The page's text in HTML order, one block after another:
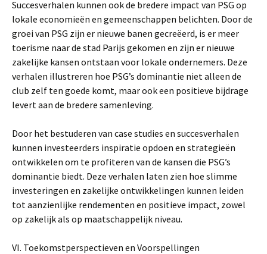
Succesverhalen kunnen ook de bredere impact van PSG op
lokale economieën en gemeenschappen belichten. Door de
groei van PSG zijn er nieuwe banen gecreëerd, is er meer
toerisme naar de stad Parijs gekomen en zijn er nieuwe
zakelijke kansen ontstaan voor lokale ondernemers. Deze
verhalen illustreren hoe PSG’s dominantie niet alleen de
club zelf ten goede komt, maar ook een positieve bijdrage
levert aan de bredere samenleving.
Door het bestuderen van case studies en succesverhalen
kunnen investeerders inspiratie opdoen en strategieën
ontwikkelen om te profiteren van de kansen die PSG’s
dominantie biedt. Deze verhalen laten zien hoe slimme
investeringen en zakelijke ontwikkelingen kunnen leiden
tot aanzienlijke rendementen en positieve impact, zowel
op zakelijk als op maatschappelijk niveau.
VI. Toekomstperspectieven en Voorspellingen